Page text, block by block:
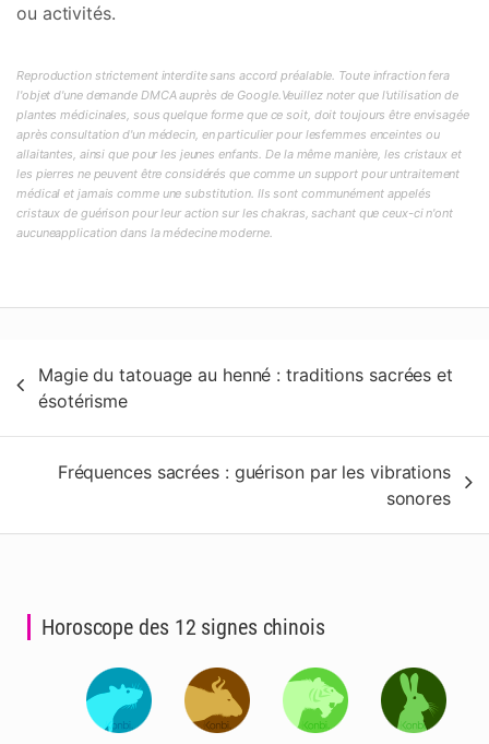
ou activités.
Reproduction strictement interdite sans accord préalable. Toute infraction fera
l'objet d'une demande DMCA auprès de Google.Veuillez noter que l'utilisation de
plantes médicinales, sous quelque forme que ce soit, doit toujours être envisagée
après consultation d'un médecin, en particulier pour lesfemmes enceintes ou
allaitantes, ainsi que pour les jeunes enfants. De la même manière, les cristaux et
les pierres ne peuvent être considérés que comme un support pour untraitement
médical et jamais comme une substitution. Ils sont communément appelés
cristaux de guérison pour leur action sur les chakras, sachant que ceux-ci n'ont
aucuneapplication dans la médecine moderne.
de
Magie du tatouage au henné : traditions sacrées et
ésotérisme
Fréquences sacrées : guérison par les vibrations
sonores
Horoscope des 12 signes chinois